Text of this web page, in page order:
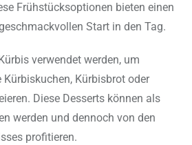
Frühstücksoptionen bieten einen
Start in den Tag.
verwendet werden, um
Kürbisbrot oder
Diese Desserts können als
werden und dennoch von den
profitieren.